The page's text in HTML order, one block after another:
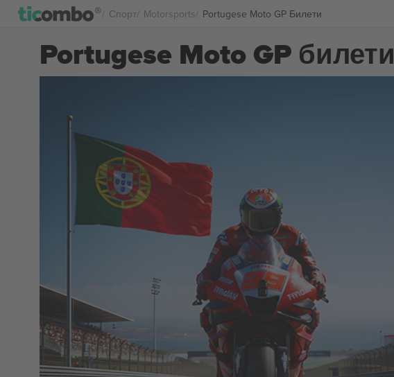
Спорт Motorsports Portugese Moto GP Билети
Portugese Moto GP билети